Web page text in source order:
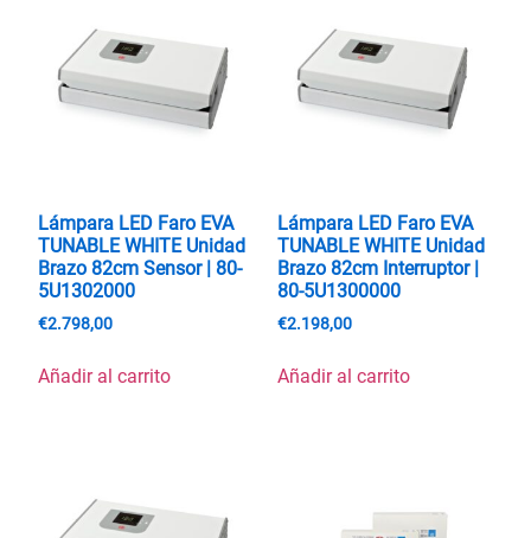
Lámpara LED Faro EVA
TUNABLE WHITE Unidad
Brazo 82cm Sensor | 80-
5U1302000
€2.798,00
Añadir al carrito
Lámpara LED Faro EVA
TUNABLE WHITE Unidad
Brazo 82cm Interruptor |
80-5U1300000
€2.198,00
Añadir al carrito